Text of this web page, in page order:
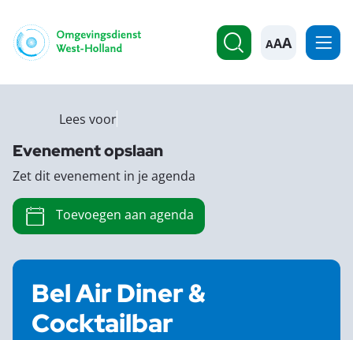
A
Bel Air Diner &
Cocktailbar
Lees voor
Evenement opslaan
Zet dit evenement in je agenda
Toevoegen aan agenda